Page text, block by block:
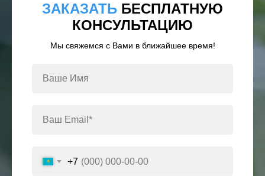
ЗАКАЗАТЬ БЕСПЛАТНУЮ
КОНСУЛЬТАЦИЮ
Мы свяжемся с Вами в ближайшее время!
+7